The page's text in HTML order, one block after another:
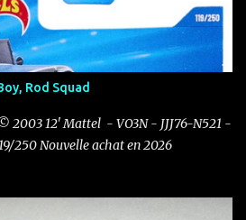
Rod Squad
2003 12' Mattel - VO3N - JJJ76-N521 -
250 Nouvelle achat en 2026